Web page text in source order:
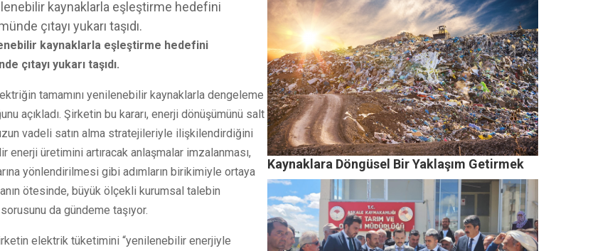
kaynaklarla eşleştirme hedefini
çıtayı yukarı taşıdı.
kaynaklarla eşleştirme hedefini
çıtayı yukarı taşıdı.
tamamını yenilenebilir kaynaklarla dengeleme
açıkladı. Şirketin bu kararı, enerji dönüşümünü salt
vadeli satın alma stratejileriyle ilişkilendirdiğini
enerji üretimini artıracak anlaşmalar imzalanması,
yönlendirilmesi gibi adımların birikimiyle ortaya
ötesinde, büyük ölçekli kurumsal talebin
da gündeme taşıyor.
elektrik tüketimini “yenilenebilir enerjiyle
Kaynaklara Döngüsel Bir Yaklaşım Getirmek